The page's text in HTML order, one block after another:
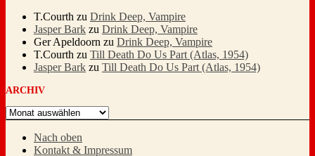
T.Courth zu Drink Deep, Vampire
Jasper Bark zu Drink Deep, Vampire
Ger Apeldoorn zu Drink Deep, Vampire
T.Courth zu Till Death Do Us Part (Atlas, 1954)
Jasper Bark zu Till Death Do Us Part (Atlas, 1954)
ARCHIV
Archiv
Nach oben
Kontakt & Impressum